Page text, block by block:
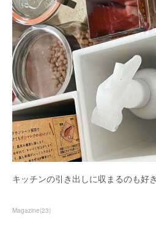
キッチンの引き出しに収まるのも好き
Magazine(23)